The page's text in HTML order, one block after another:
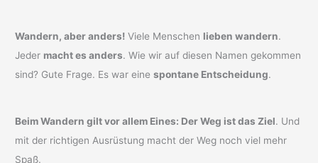
Wandern, aber anders! Viele Menschen lieben wandern.
Jeder macht es anders. Wie wir auf diesen Namen gekommen
sind? Gute Frage. Es war einespontane Entscheidung.
Beim Wandern gilt vor allem Eines: Der Weg ist das Ziel. Und
mit der richtigen Ausrüstung macht der Weg noch viel mehr
Spaß.